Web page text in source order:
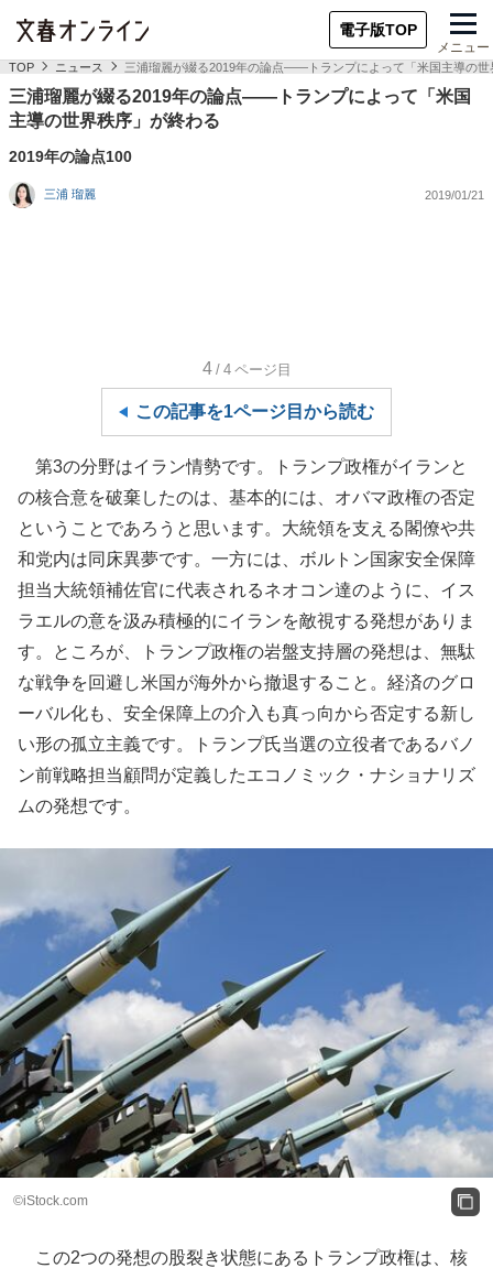
電子版TOP
メニュー
TOP ニュース 三浦瑠麗が綴る2019年の論点――トランプによって「米国主導の世
三浦瑠麗が綴る2019年の論点――トランプによって「米国
主導の世界秩序」が終わる
2019年の論点100
三浦 瑠麗 2019/01/21
4 /4 ページ目
この記事を1ページ目から読む
第3の分野はイラン情勢です。トランプ政権がイランと
の核合意を破棄したのは、基本的には、オバマ政権の否定
ということであろうと思います。大統領を支える閣僚や共
和党内は同床異夢です。一方には、ボルトン国家安全保障
担当大統領補佐官に代表されるネオコン達のように、イス
ラエルの意を汲み積極的にイランを敵視する発想がありま
す。ところが、トランプ政権の岩盤支持層の発想は、無駄
な戦争を回避し米国が海外から撤退すること。経済のグロ
ーバル化も、安全保障上の介入も真っ向から否定する新し
い形の孤立主義です。トランプ氏当選の立役者であるバノ
ン前戦略担当顧問が定義したエコノミック・ナショナリズ
ムの発想です。
©iStock.com
この2つの発想の股裂き状態にあるトランプ政権は、核